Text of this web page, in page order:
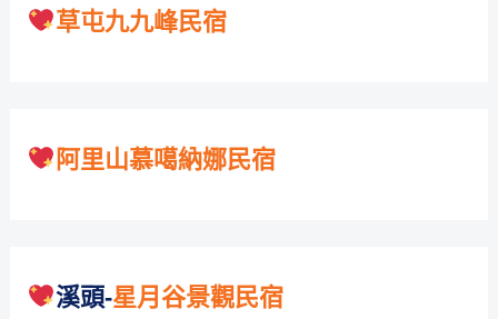
草屯九九峰民宿
阿里山慕噶納娜民宿
溪頭-星月谷景觀民宿